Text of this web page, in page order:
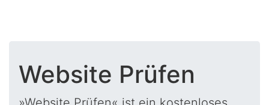
Website Prüfen